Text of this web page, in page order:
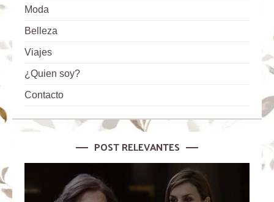
Moda
Belleza
Viajes
¿Quien soy?
Contacto
POST RELEVANTES